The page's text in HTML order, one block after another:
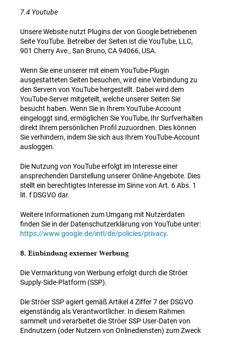
7.4 Youtube
Unsere Website nutzt Plugins der von Google betriebenen
Seite YouTube. Betreiber der Seiten ist die YouTube, LLC,
901 Cherry Ave., San Bruno, CA 94066, USA.
Wenn Sie eine unserer mit einem YouTube-Plugin
ausgestatteten Seiten besuchen, wird eine Verbindung zu
den Servern von YouTube hergestellt. Dabei wird dem
YouTube-Server mitgeteilt, welche unserer Seiten Sie
besucht haben. Wenn Sie in Ihrem YouTube-Account
eingeloggt sind, ermöglichen Sie YouTube, Ihr Surfverhalten
direkt Ihrem persönlichen Profil zuzuordnen. Dies können
Sie verhindern, indem Sie sich aus Ihrem YouTube-Account
ausloggen.
Die Nutzung von YouTube erfolgt im Interesse einer
ansprechenden Darstellung unserer Online-Angebote. Dies
stellt ein berechtigtes Interesse im Sinne von Art. 6 Abs. 1
lit. f DSGVO dar.
Weitere Informationen zum Umgang mit Nutzerdaten
finden Sie in der Datenschutzerklärung von YouTube unter:
https://www.google.de/intl/de/policies/privacy.
8. Einbindung externer Werbung
Die Vermarktung von Werbung erfolgt durch die Ströer
Supply-Side-Platform (SSP).
Die Ströer SSP agiert gemäß Artikel 4 Ziffer 7 der DSGVO
eigenständig als Verantwortlicher. In diesem Rahmen
sammelt und verarbeitet die Ströer SSP User-Daten von
Endnutzern (oder Nutzern von Onlinediensten) zum Zweck